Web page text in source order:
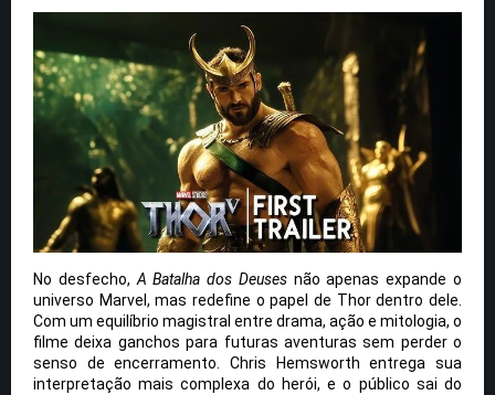
No desfecho, A Batalha dos Deusesnão apenas expande o
universo Marvel, mas redefine o papel de Thor dentro dele.
Com um equilíbrio magistral entre drama, ação e mitologia, o
filme deixa ganchos para futuras aventuras sem perder o
senso de encerramento. Chris Hemsworth entrega sua
interpretação mais complexa do herói, e o público sai do